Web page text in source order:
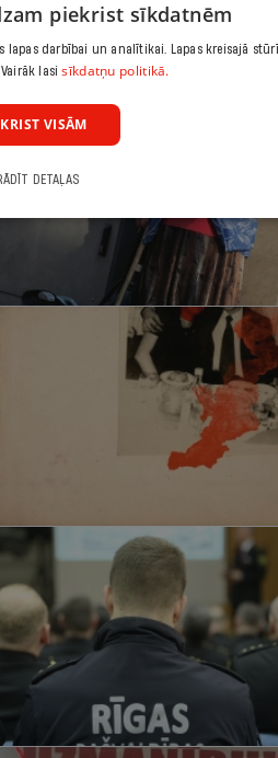
piekrist sīkdatnēm
lapas darbībai un analītikai. Lapas kreisajā
lasisīkdatņu politikā.
VISĀM
DETAĻAS